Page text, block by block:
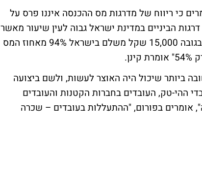
כי ריווח של מדרגות מס ההכנסה איננו פרס על
הביניים במדינת ישראל גבוה לעין שיעור מאשר
המס על מקביליהם בעולם. "כך למשל מקבל שכר בגובה 15,000 שקל משלם בישראל 94% מאחוז המס
ביותר שיכול היה האוצר לעשות, ולשם ביצועה
ההי-טק, העובדים בחברות הקטנות והעובדים
אומרים בפורום, "ההתעללות בעובדים – שכרה